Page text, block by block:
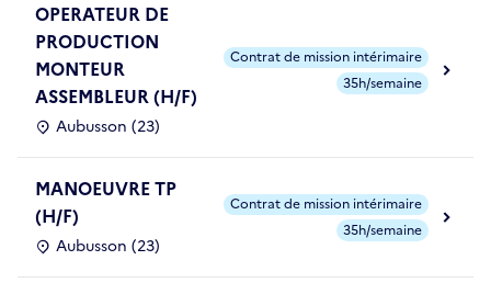
OPERATEUR DE
PRODUCTION
MONTEUR
ASSEMBLEUR (H/F)
Aubusson (23)
Contrat de mission intérimaire
35h/semaine
MANOEUVRE TP
(H/F)
Aubusson (23)
Contrat de mission intérimaire
35h/semaine